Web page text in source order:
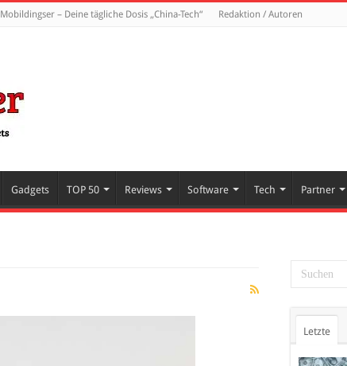
Mobildingser – Deine tägliche Dosis „China-Tech“ Redaktion / Autoren
Gadgets TOP 50 Reviews Software Tech Partner
Letzte